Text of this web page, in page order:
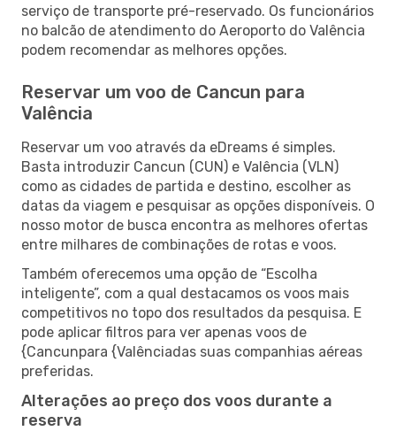
serviço de transporte pré-reservado. Os funcionários
no balcão de atendimento do Aeroporto do Valência
podem recomendar as melhores opções.
Reservar um voo de Cancun para
Valência
Reservar um voo através da eDreams é simples.
Basta introduzir Cancun (CUN) e Valência (VLN)
como as cidades de partida e destino, escolher as
datas da viagem e pesquisar as opções disponíveis. O
nosso motor de busca encontra as melhores ofertas
entre milhares de combinações de rotas e voos.
Também oferecemos uma opção de “Escolha
inteligente”, com a qual destacamos os voos mais
competitivos no topo dos resultados da pesquisa. E
pode aplicar filtros para ver apenas voos de
{Cancunpara {Valênciadas suas companhias aéreas
preferidas.
Alterações ao preço dos voos durante a
reserva